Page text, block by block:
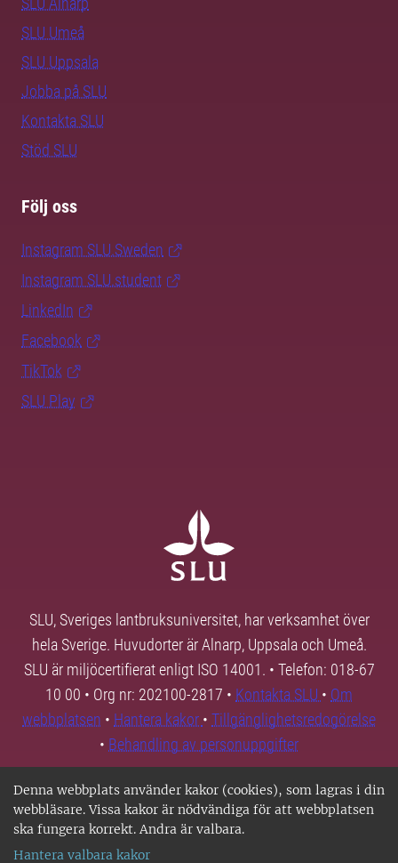
Denna webbplats använder kakor (cookies), som lagras i din
webbläsare. Vissa kakor är nödvändiga för att webbplatsen
ska fungera korrekt. Andra är valbara.
Hantera valbara kakor
SLU Umeå
SLU Uppsala
Jobba på SLU
Kontakta SLU
Stöd SLU
Följ oss
Instagram SLU.Sweden
Instagram SLU.student
LinkedIn
Facebook
TikTok
SLU Play
SLU, Sveriges lantbruksuniversitet, har verksamhet över
hela Sverige. Huvudorter är Alnarp, Uppsala och Umeå.
SLU är miljöcertifierat enligt ISO 14001. • Telefon: 018-67
10 00 • Org nr: 202100-2817 • Kontakta SLU • Om
webbplatsen • Hantera kakor • Tillgänglighetsredogörelse
• Behandling av personuppgifter